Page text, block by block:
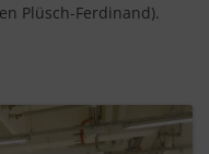
Plüsch-Ferdinand).